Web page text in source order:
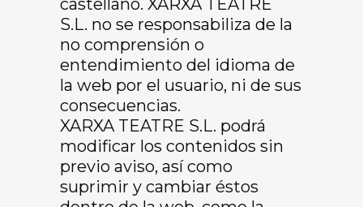
castellano. XARXA TEATRE
S.L. no se responsabiliza de la
no comprensión o
entendimiento del idioma de
la web por el usuario, ni de sus
consecuencias.
XARXA TEATRE S.L. podrá
modificar los contenidos sin
previo aviso, así como
suprimir y cambiar éstos